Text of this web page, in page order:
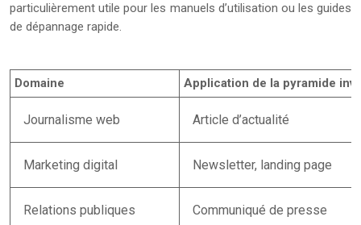
particulièrement utile pour les manuels d’utilisation ou les guides
de dépannage rapide.
Domaine Application de la pyramide
Journalisme web Article d’actualité
Marketing digital Newsletter, landing page
Relations publiques Communiqué de presse